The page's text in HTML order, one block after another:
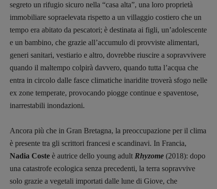
segreto un rifugio sicuro nella “casa alta”, una loro proprietà
immobiliare sopraelevata rispetto a un villaggio costiero che un
tempo era abitato da pescatori; è destinata ai figli, un’adolescente
e un bambino, che grazie all’accumulo di provviste alimentari,
generi sanitari, vestiario e altro, dovrebbe riuscire a sopravvivere
quando il maltempo colpirà davvero, quando tutta l’acqua che
entra in circolo dalle fasce climatiche inaridite troverà sfogo nelle
ex zone temperate, provocando piogge continue e spaventose,
inarrestabili inondazioni.
Ancora più che in Gran Bretagna, la preoccupazione per il clima
è presente tra gli scrittori francesi e scandinavi. In Francia,
Nadia Coste è autrice dello young adult Rhyzome (2018): dopo
una catastrofe ecologica senza precedenti, la terra sopravvive
solo grazie a vegetali importati dalle lune di Giove, che